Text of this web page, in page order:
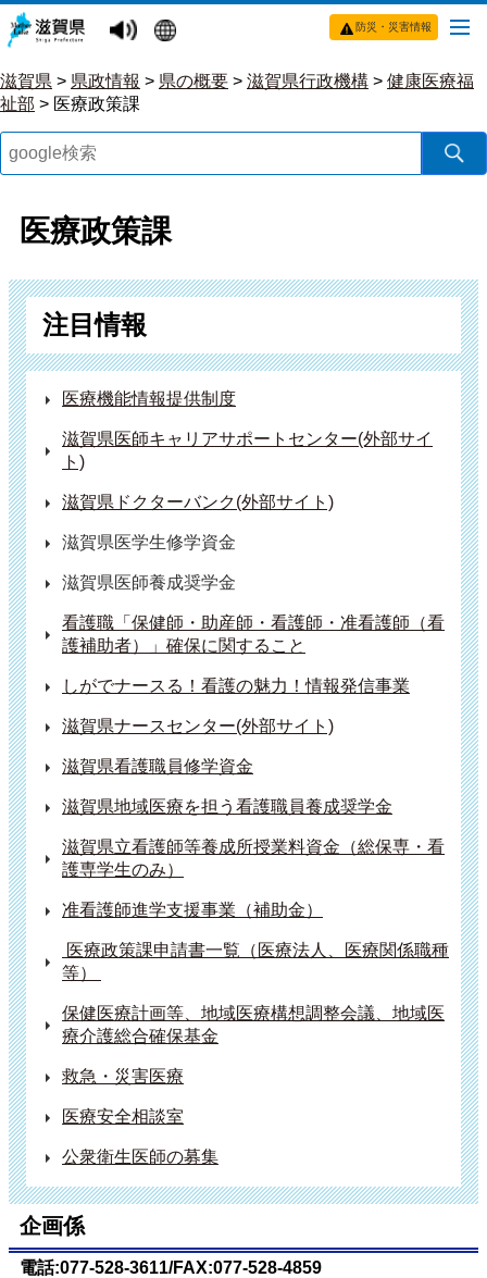
防災・災害情報
滋賀県 > 県政情報 > 県の概要 > 滋賀県行政機構 > 健康医療福
祉部 > 医療政策課
医療政策課
注目情報
医療機能情報提供制度
滋賀県医師キャリアサポートセンター(外部サイ
ト)
滋賀県ドクターバンク(外部サイト)
滋賀県医学生修学資金
滋賀県医師養成奨学金
看護職「保健師・助産師・看護師・准看護師（看
護補助者）」確保に関すること
しがでナースる！看護の魅力！情報発信事業
滋賀県ナースセンター(外部サイト)
滋賀県看護職員修学資金
滋賀県地域医療を担う看護職員養成奨学金
滋賀県立看護師等養成所授業料資金（総保専・看
護専学生のみ）
准看護師進学支援事業（補助金）
医療政策課申請書一覧（医療法人、医療関係職種
等）
保健医療計画等、地域医療構想調整会議、地域医
療介護総合確保基金
救急・災害医療
医療安全相談室
公衆衛生医師の募集
企画係
電話:077-528-3611/FAX:077-528-4859